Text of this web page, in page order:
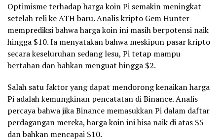
Optimisme terhadap harga koin Pi semakin meningkat
setelah reli ke ATH baru. Analis kripto Gem Hunter
memprediksi bahwa harga koin ini masih berpotensi naik
hingga $10. Ia menyatakan bahwa meskipun pasar kripto
secara keseluruhan sedang lesu, Pi tetap mampu
bertahan dan bahkan menguat hingga $2.
Salah satu faktor yang dapat mendorong kenaikan harga
Pi adalah kemungkinan pencatatan di Binance. Analis
percaya bahwa jika Binance memasukkan Pi dalam daftar
perdagangan mereka, harga koin ini bisa naik di atas $5
dan bahkan mencapai $10.